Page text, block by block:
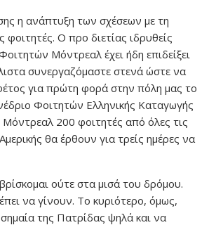
η ανάπτυξη των σχέσεων με τη
φοιτητές. Ο προ διετίας ιδρυθείς
Μόντρεαλ έχει ήδη επιδείξει
συνεργαζόμαστε στενά ώστε να
για πρώτη φορά στην πόλη μας το
Φοιτητών Ελληνικής Καταγωγής
Μόντρεαλ 200 φοιτητές από όλες τις
θα έρθουν για τρείς ημέρες να
ούτε στα μισά του δρόμου.
να γίνουν. Το κυριότερο, όμως,
της Πατρίδας ψηλά και να